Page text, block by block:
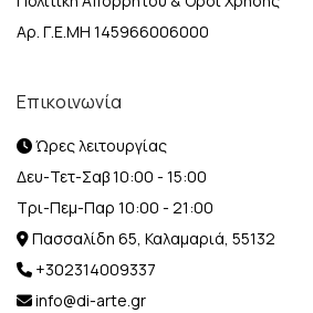
Αρ. Γ.Ε.ΜΗ 145966006000
Επικοινωνία
Ώρες λειτουργίας
Δευ-Τετ-Σαβ 10:00 - 15:00
Τρι-Πεμ-Παρ 10:00 - 21:00
Πασσαλίδη 65, Καλαμαριά, 55132
+302314009337
info@di-arte.gr